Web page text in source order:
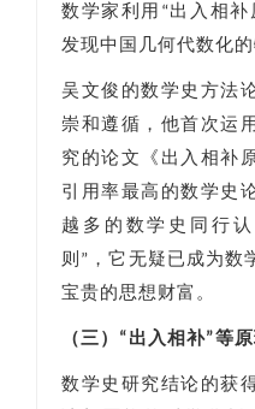
数学家利用“出入相
发现中国几何代数化的
吴文俊的数学史方法
崇和遵循，他首次运
究的论文《出入相补
引用率最高的数学史
越多的数学史同行
则”，它无疑已成为数
宝贵的思想财富。
（三）“出入相补”等
数学史研究结论的获